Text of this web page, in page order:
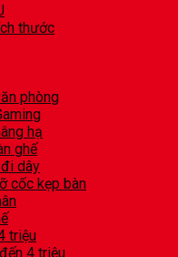
thước
phòng
hạ
ghế
dây
cốc kẹp bàn
triệu
4 triệu